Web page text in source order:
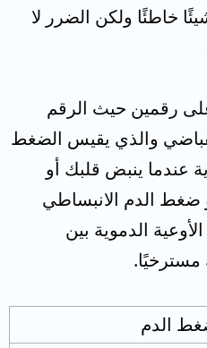
خاطئًا ولكن الضرر لا
رقمين حيث الرقم
والذي يقيس الضغط
عندما ينبض قلبك أو
ضغط الدم الانبساطي
الدموية بين
مسترخيًا.
الدم